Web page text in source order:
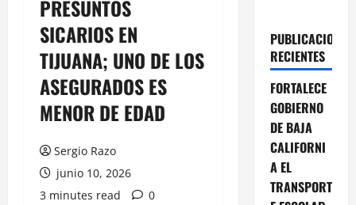
PRESUNTOS
SICARIOS EN
TIJUANA; UNO DE LOS
ASEGURADOS ES
MENOR DE EDAD
Sergio Razo
junio 10, 2026
3 minutes read
0
PUBLICACIONES
RECIENTES
FORTALECE
GOBIERNO
DE BAJA
CALIFORNI
A EL
TRANSPORT